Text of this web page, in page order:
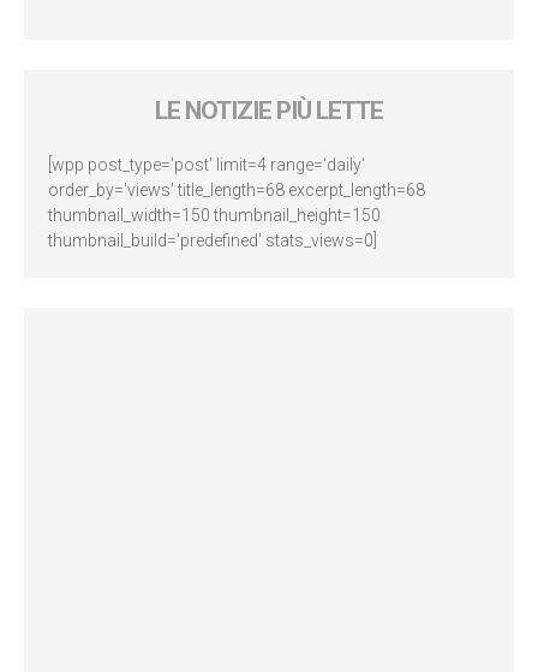
LE NOTIZIE PIÙ LETTE
[wpp post_type='post' limit=4 range='daily'
order_by='views' title_length=68 excerpt_length=68
thumbnail_width=150 thumbnail_height=150
thumbnail_build='predefined' stats_views=0]